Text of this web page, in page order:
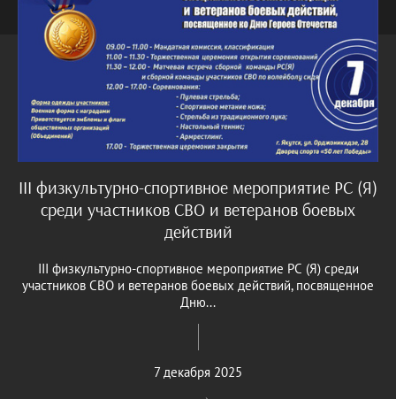
III физкультурно-спортивное мероприятие РС (Я)
среди участников СВО и ветеранов боевых
действий
III физкультурно-спортивное мероприятие РС (Я) среди
участников СВО и ветеранов боевых действий, посвященное
Дню...
7 декабря 2025